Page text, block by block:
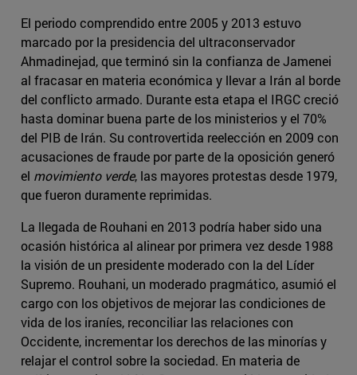
El periodo comprendido entre 2005 y 2013 estuvo
marcado por la presidencia del ultraconservador
Ahmadinejad, que terminó sin la confianza de Jamenei
al fracasar en materia económica y llevar a Irán al borde
del conflicto armado. Durante esta etapa el IRGC creció
hasta dominar buena parte de los ministerios y el 70%
del PIB de Irán. Su controvertida reelección en 2009 con
acusaciones de fraude por parte de la oposición generó
el movimiento verde, las mayores protestas desde 1979,
que fueron duramente reprimidas.
La llegada de Rouhani en 2013 podría haber sido una
ocasión histórica al alinear por primera vez desde 1988
la visión de un presidente moderado con la del Líder
Supremo. Rouhani, un moderado pragmático, asumió el
cargo con los objetivos de mejorar las condiciones de
vida de los iraníes, reconciliar las relaciones con
Occidente, incrementar los derechos de las minorías y
relajar el control sobre la sociedad. En materia de